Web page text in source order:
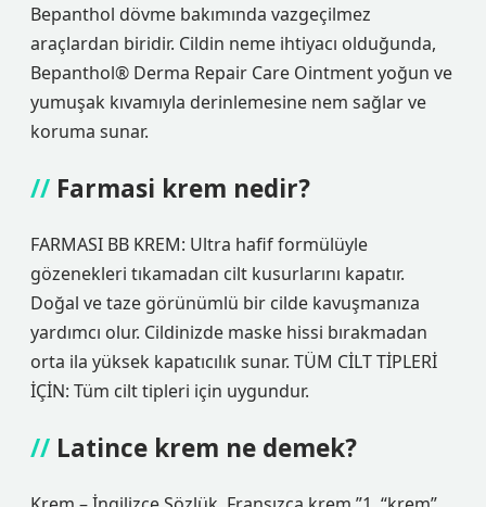
Bepanthol dövme bakımında vazgeçilmez
araçlardan biridir. Cildin neme ihtiyacı olduğunda,
Bepanthol® Derma Repair Care Ointment yoğun ve
yumuşak kıvamıyla derinlemesine nem sağlar ve
koruma sunar.
Farmasi krem nedir?
FARMASI BB KREM: Ultra hafif formülüyle
gözenekleri tıkamadan cilt kusurlarını kapatır.
Doğal ve taze görünümlü bir cilde kavuşmanıza
yardımcı olur. Cildinizde maske hissi bırakmadan
orta ila yüksek kapatıcılık sunar. TÜM CİLT TİPLERİ
İÇİN: Tüm cilt tipleri için uygundur.
Latince krem ne demek?